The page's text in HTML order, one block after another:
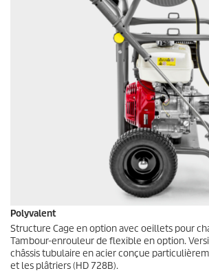
Polyvalent
Structure Cage en option avec oeillets pour
Tambour-enrouleur de flexible en option.
châssis tubulaire en acier conçue
et les plâtriers (HD 728B).